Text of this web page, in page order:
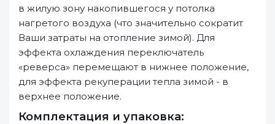
в жилую зону накопившегося у потолка
нагретого воздуха (что значительно сократит
Ваши затраты на отопление зимой). Для
эффекта охлаждения переключатель
«реверса» перемещают в нижнее положение,
для эффекта рекуперации тепла зимой - в
верхнее положение.
Комплектация и упаковка: